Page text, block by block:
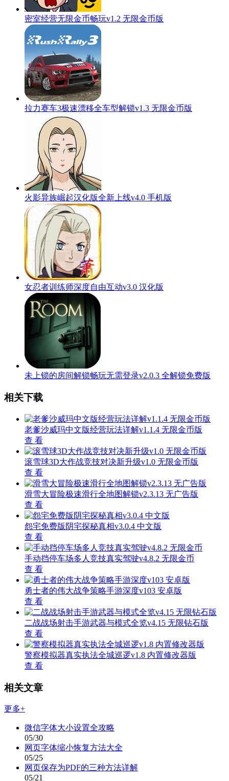
密室经营无限金币畅玩v1.2 无限金币版
拉力赛车3极速漂移全车型解锁v1.3 无限金币版
火影异族崛起汉化版全新上线v4.0 手机版
女忍者训练师深度自由互动v3.0 汉化版
未上锁的房间解锁畅玩无需登录v2.0.3 全解锁免费版
相关下载
老爹沙威玛中文版经营玩法详解v1.1.4 无限金币版
查 看
滚雪球3D大作战竞技对决新升级v1.0 无限金币版
查 看
滑雪大冒险极速滑行全地图解锁v2.3.13 无广告版
查 看
怨宅免费版阴宅探秘真相v3.0.4 中文版
查 看
手动挡停车场多人竞技真实驾驶v4.8.2 无限金币
查 看
勇士者的伟大战争策略手游深度v103 安卓版
查 看
二战战场射击手游武器与模式全览v4.15 无限钻石版
查 看
警察模拟器真实执法全城巡逻v1.8 内置修改器版
查 看
相关文章
更多+
微信字体大小设置全攻略
05/30
网页字体缩小恢复方法大全
05/25
网页保存为PDF的三种方法详解
05/21